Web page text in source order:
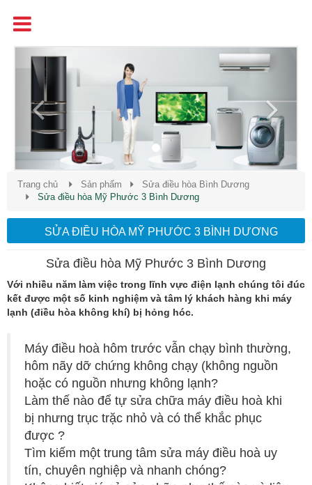
Previous
Trang chủ Sản phẩm
Sửa điều hòa Bình Dương
Sửa điều hòa Mỹ Phước 3 Bình Dương
SỬA ĐIỀU HÒA MỸ PHƯỚC 3 BÌNH DƯƠNG
Sửa điều hòa Mỹ Phước 3 Bình Dương
Với nhiều năm làm việc trong lĩnh vực điện lạnh chúng tôi đúc
kết được một số kinh nghiệm và tâm lý khách hàng khi máy
lạnh (điều hòa không khí) bị hỏng hóc.
Máy điều hoà hôm trước vẫn chạy bình thường,
hôm nãy dỡ chứng không chạy (không nguồn
hoặc có nguồn nhưng không lạnh?
Làm thế nào để tự sửa chữa máy điều hoà khi
bị nhưng trục trặc nhỏ và có thể khắc phục
được ?
Tìm kiếm một trung tâm sửa máy điều hoà uy
tín, chuyên nghiệp và nhanh chóng?